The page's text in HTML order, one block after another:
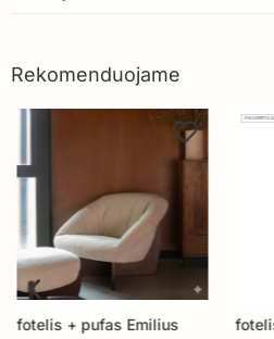
Rekomenduojame
fotelis + pufas Emilius